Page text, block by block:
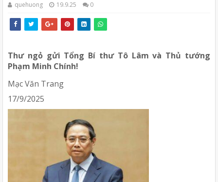
quehuong 19.9.25 0
Thư ngỏ gửi Tổng Bí thư Tô Lâm và Thủ tướng
Phạm Minh Chính!
Mạc Văn Trang
17/9/2025